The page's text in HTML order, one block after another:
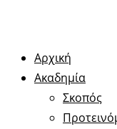
Αρχική
Ακαδημία
Σκοπός